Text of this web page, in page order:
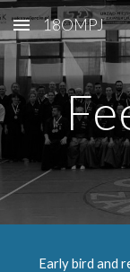
Skip to main
18OMPJ
Early bird and